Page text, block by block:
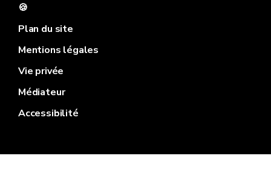
🍪
Plan du site
Mentions légales
Vie privée
Médiateur
Accessibilité